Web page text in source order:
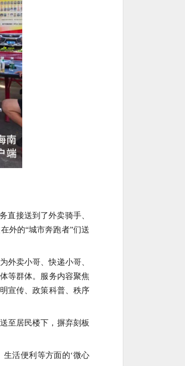
直接送到了外卖骑手、
外的“城市奔跑者”们送
外卖小哥、快递小哥、
等群体。服务内容聚焦
宣传、政策科普、秩序
至居民楼下，摒弃刻板
活便利等方面的‘微心